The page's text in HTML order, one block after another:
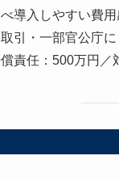
導入しやすい費用
引・一部官公庁に
償責任：500万円／